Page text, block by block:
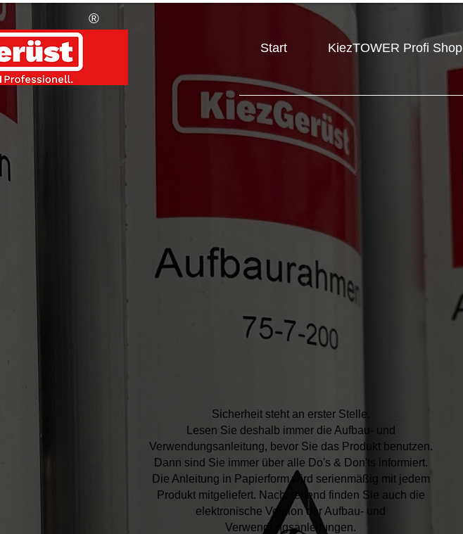
Start KiezTOWER Profi Shop
®
Sicherheit steht an erster Stelle.
Lesen Sie deshalb immer die Aufbau- und
Verwendungsanleitung, bevor Sie das Produkt benutzen.
Dann sind Sie immer über alle Do's & Don'ts informiert.
Die Anleitung in Papierform wird serienmäßig mit jedem
Produkt mitgeliefert. Nachstehend finden Sie auch die
elektronische Version der Aufbau- und
Verwendungsanleitungen.